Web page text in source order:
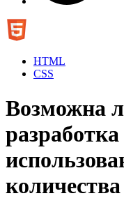
HTML
CSS
Возможна
разработка